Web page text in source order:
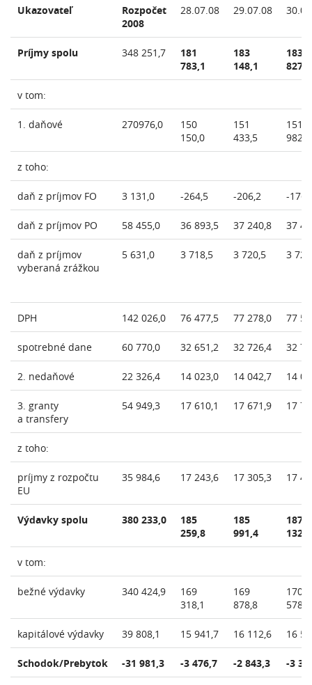
Ukazovateľ
Rozpočet
2008
28.07.08 29.07.08
Príjmy spolu 348 251,7
181
783,1
183
148,1
183
827,7
v tom:
1. daňové 270976,0
150
150,0
151
433,5
151
982,7
z toho:
daň z príjmov FO 3 131,0 -264,5 -206,2 -
daň z príjmov PO 58 455,0 36 893,5 37 240,8 37
daň z príjmov
vyberaná zrážkou
5 631,0 3 718,5 3 720,5 3
DPH 142 026,0 76 477,5 77 278,0 77
spotrebné dane 60 770,0 32 651,2 32 726,4 32
2. nedaňové 22 326,4 14 023,0 14 042,7 14
3. granty
a transfery
54 949,3 17 610,1 17 671,9 17
z toho:
príjmy z rozpočtu
EU
35 984,6 17 243,6 17 305,3 17
Výdavky spolu 380 233,0
185
259,8
185
991,4
187
132,7
v tom:
bežné výdavky 340 424,9
169
318,1
169
878,8
170
578,8
kapitálové výdavky 39 808,1 15 941,7 16 112,6 16
Schodok/Prebytok -31 981,3 -3 476,7 -2 843,3 -3